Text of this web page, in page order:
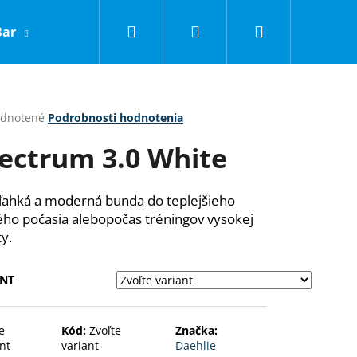
Obchodné podmienky
Hľadať PrihlásenieNákupný
Podrobnosti hodnotenia
3.0 White
a moderná bunda do teplejšieho
počasia alebopočas tréningov vysokej
Kód: Zvoľte
variant
Značka:
Daehlie
Nasledujúce